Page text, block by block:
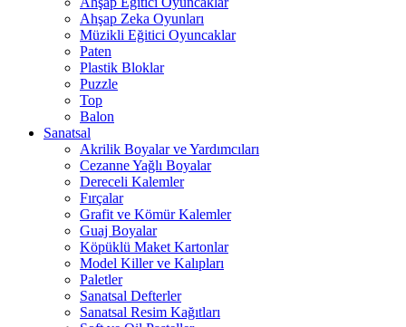
Ahşap Zeka Oyunları
Müzikli Eğitici Oyuncaklar
Paten
Plastik Bloklar
Puzzle
Top
Balon
Sanatsal
Akrilik Boyalar ve Yardımcıları
Cezanne Yağlı Boyalar
Dereceli Kalemler
Fırçalar
Grafit ve Kömür Kalemler
Guaj Boyalar
Köpüklü Maket Kartonlar
Model Killer ve Kalıpları
Paletler
Sanatsal Defterler
Sanatsal Resim Kağıtları